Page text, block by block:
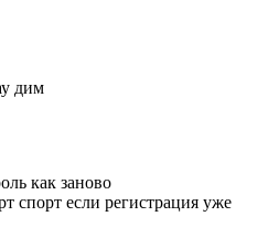
дим
как заново
спорт если регистрация уже